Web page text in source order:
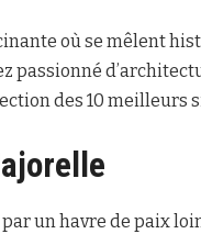
où se mêlent
passionné
des 10 meilleurs
un havre de paix